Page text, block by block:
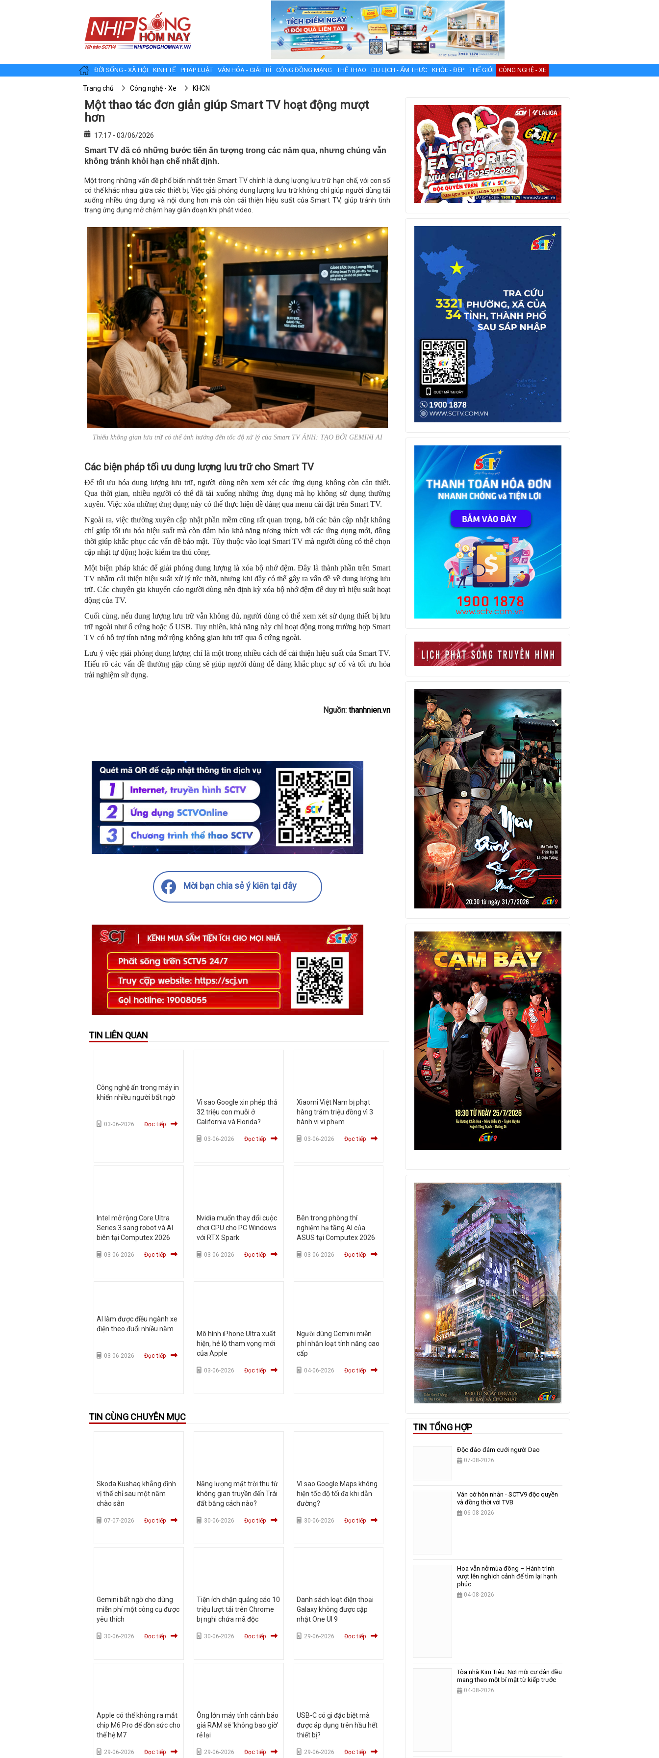
ĐỜI SỐNG - XÃ HỘI KINH TẾ PHÁP LUẬT VĂN HÓA - GIẢI TRÍ CỘNG ĐỒNG MẠNG THỂ THAO DU LỊCH - ẨM THỰC KHỎE - ĐẸP THẾ GIỚI CÔNG NGHỆ - XE
Trang chủ Công nghệ - Xe KHCN
Một thao tác đơn giản giúp Smart TV hoạt động mượt
hơn
17:17 - 03/06/2026
Smart TV đã có những bước tiến ấn tượng trong các năm qua, nhưng chúng vẫn
không tránh khỏi hạn chế nhất định.
Một trong những vấn đề phổ biến nhất trên Smart TV chính là dung lượng lưu trữ hạn chế, với con số
có thể khác nhau giữa các thiết bị. Việc giải phóng dung lượng lưu trữ không chỉ giúp người dùng tải
xuống nhiều ứng dụng và nội dung hơn mà còn cải thiện hiệu suất của Smart TV, giúp tránh tình
trạng ứng dụng mở chậm hay gián đoạn khi phát video.
Thiếu không gian lưu trữ có thể ảnh hưởng đến tốc độ xử lý của Smart TV ẢNH: TẠO BỞI GEMINI AI
Các biện pháp tối ưu dung lượng lưu trữ cho Smart TV
Để tối ưu hóa dung lượng lưu trữ, người dùng nên xem xét các ứng dụng không còn cần thiết.
Qua thời gian, nhiều người có thể đã tải xuống những ứng dụng mà họ không sử dụng thường
xuyên. Việc xóa những ứng dụng này có thể thực hiện dễ dàng qua menu cài đặt trên Smart TV.
Ngoài ra, việc thường xuyên cập nhật phần mềm cũng rất quan trọng, bởi các bản cập nhật không
chỉ giúp tối ưu hóa hiệu suất mà còn đảm bảo khả năng tương thích với các ứng dụng mới, đồng
thời giúp khắc phục các vấn đề bảo mật. Tùy thuộc vào loại Smart TV mà người dùng có thể chọn
cập nhật tự động hoặc kiểm tra thủ công.
Một biện pháp khác để giải phóng dung lượng là xóa bộ nhớ đệm. Đây là thành phần trên Smart
TV nhằm cải thiện hiệu suất xử lý tức thời, nhưng khi đầy có thể gây ra vấn đề về dung lượng lưu
trữ. Các chuyên gia khuyến cáo người dùng nên định kỳ xóa bộ nhớ đệm để duy trì hiệu suất hoạt
động của TV.
Cuối cùng, nếu dung lượng lưu trữ vẫn không đủ, người dùng có thể xem xét sử dụng thiết bị lưu
trữ ngoài như ổ cứng hoặc ổ USB. Tuy nhiên, khả năng này chỉ hoạt động trong trường hợp Smart
TV có hỗ trợ tính năng mở rộng không gian lưu trữ qua ổ cứng ngoài.
Lưu ý việc giải phóng dung lượng chỉ là một trong nhiều cách để cải thiện hiệu suất của Smart TV.
Hiểu rõ các vấn đề thường gặp cũng sẽ giúp người dùng dễ dàng khắc phục sự cố và tối ưu hóa
trải nghiệm sử dụng.
Nguồn:thanhnien.vn
Mời bạn chia sẻ ý kiến tại đây
TIN LIÊN QUAN
Công nghệ ẩn trong máy in
khiến nhiều người bất ngờ
03-06-2026 Đọc tiếp
Vì sao Google xin phép thả
32 triệu con muỗi ở
California và Florida?
03-06-2026 Đọc tiếp
Xiaomi Việt Nam bị phạt
hàng trăm triệu đồng vì 3
hành vi vi phạm
03-06-2026 Đọc tiếp
Intel mở rộng Core Ultra
Series 3 sang robot và AI
biên tại Computex 2026
03-06-2026 Đọc tiếp
Nvidia muốn thay đổi cuộc
chơi CPU cho PC Windows
với RTX Spark
03-06-2026 Đọc tiếp
Bên trong phòng thí
nghiệm hạ tầng AI của
ASUS tại Computex 2026
03-06-2026 Đọc tiếp
AI làm được điều ngành xe
điện theo đuổi nhiều năm
03-06-2026 Đọc tiếp
Mô hình iPhone Ultra xuất
hiện, hé lộ tham vọng mới
của Apple
03-06-2026 Đọc tiếp
Người dùng Gemini miễn
phí nhận loạt tính năng cao
cấp
04-06-2026 Đọc tiếp
TIN CÙNG CHUYÊN MỤC
Skoda Kushaq khẳng định
vị thế chỉ sau một năm
chào sân
07-07-2026 Đọc tiếp
Năng lượng mặt trời thu từ
không gian truyền đến Trái
đất bằng cách nào?
30-06-2026 Đọc tiếp
Vì sao Google Maps không
hiện tốc độ tối đa khi dẫn
đường?
30-06-2026 Đọc tiếp
Gemini bất ngờ cho dùng
miễn phí một công cụ được
yêu thích
30-06-2026 Đọc tiếp
Tiện ích chặn quảng cáo 10
triệu lượt tải trên Chrome
bị nghi chứa mã độc
30-06-2026 Đọc tiếp
Danh sách loạt điện thoại
Galaxy không được cập
nhật One UI 9
29-06-2026 Đọc tiếp
Apple có thể không ra mắt
chip M6 Pro để dồn sức cho
thế hệ M7
29-06-2026 Đọc tiếp
Ông lớn máy tính cảnh báo
giá RAM sẽ 'không bao giờ'
rẻ lại
29-06-2026 Đọc tiếp
USB-C có gì đặc biệt mà
được áp dụng trên hầu hết
thiết bị?
29-06-2026 Đọc tiếp
TIN TỔNG HỢP
Độc đáo đám cưới người Dao
07-08-2026
Ván cờ hôn nhân - SCTV9 độc quyền
và đồng thời với TVB
06-08-2026
Hoa vẫn nở mùa đông – Hành trình
vượt lên nghịch cảnh để tìm lại hạnh
phúc
04-08-2026
Tòa nhà Kim Tiêu: Nơi mỗi cư dân đều
mang theo một bí mật từ kiếp trước
04-08-2026